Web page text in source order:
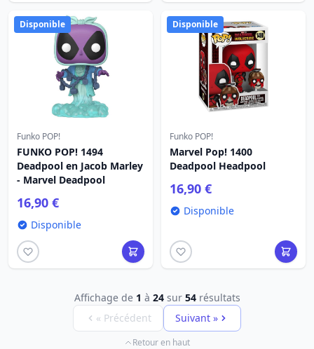
Disponible
Funko POP!
FUNKO POP! 1494
Deadpool en Jacob Marley
- Marvel Deadpool
16,90 €
Disponible
Disponible
Funko POP!
Marvel Pop! 1400
Deadpool Headpool
16,90 €
Disponible
Affichage de 1 à 24sur 54résultats
« Précédent
Suivant »
Retour en haut